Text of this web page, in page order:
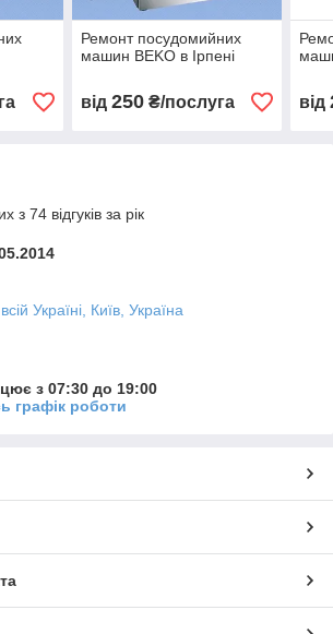
Ремонт посудомийних
машин BEKO в Ірпені
від 250₴/послуга від
з 74 відгуків за рік
Україні, Київ, Україна
з 07:30 до 19:00
графік роботи